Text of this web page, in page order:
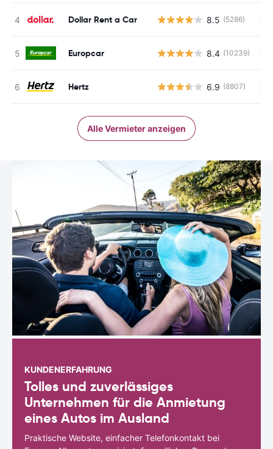
Dollar Rent a Car 8.5 (5286)
Europcar 8.4 (10239)
Hertz 6.9 (8807)
Alle Vermieter anzeigen
KUNDENERFAHRUNG
Tolles und zuverlässiges
Unternehmen für die Anmietung
eines Autos im Ausland
Praktische Website, einfacher Telefonkontakt bei